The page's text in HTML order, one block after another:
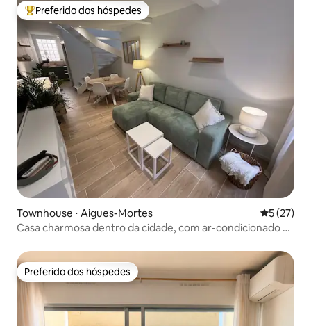
Entre os melhores preferidos dos hóspedes
Preferido dos hóspedes
Townhouse ⋅ Aigues-Mortes 5 de uma
5 (27)
Casa charmosa dentro da cidade, com ar-condicionado e
Preferido dos hóspedes
Preferido dos hóspedes